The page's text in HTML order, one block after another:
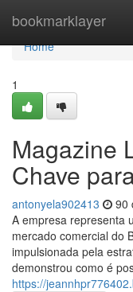
bookmarklayer
Home
Home
1
Magazine
Chave
antonyela902413 90
A empresa representa
mercado comercial do
impulsionada pela
demonstrou como é
https://